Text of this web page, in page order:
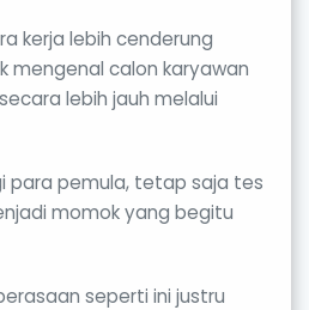
kerja lebih cenderung
mengenal calon karyawan
lebih jauh melalui
para pemula, tetap saja tes
momok yang begitu
seperti ini justru